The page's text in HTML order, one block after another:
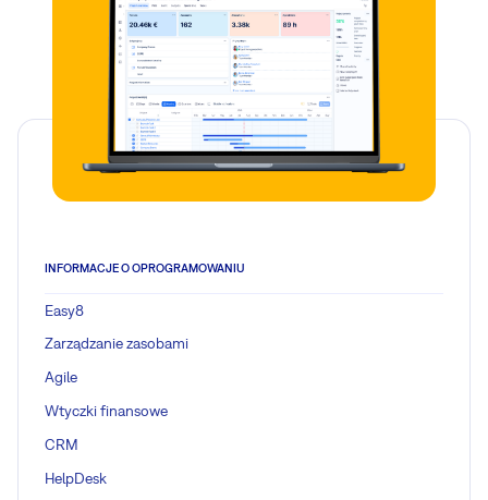
INFORMACJE O OPROGRAMOWANIU
Easy8
Zarządzanie zasobami
Agile
Wtyczki finansowe
CRM
HelpDesk